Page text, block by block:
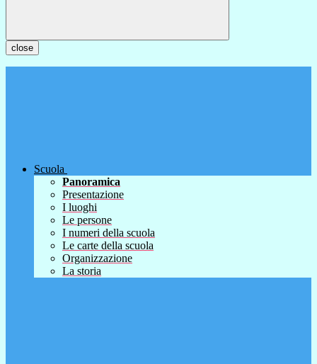
close
Scuola
Panoramica
Presentazione
I luoghi
Le persone
I numeri della scuola
Le carte della scuola
Organizzazione
La storia